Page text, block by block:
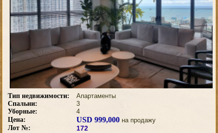
Тип недвижимости:
Апартаменты
Спальни:
3
Уборные:
4
Цена:
USD 999,000 на продажу
Лот №:
172